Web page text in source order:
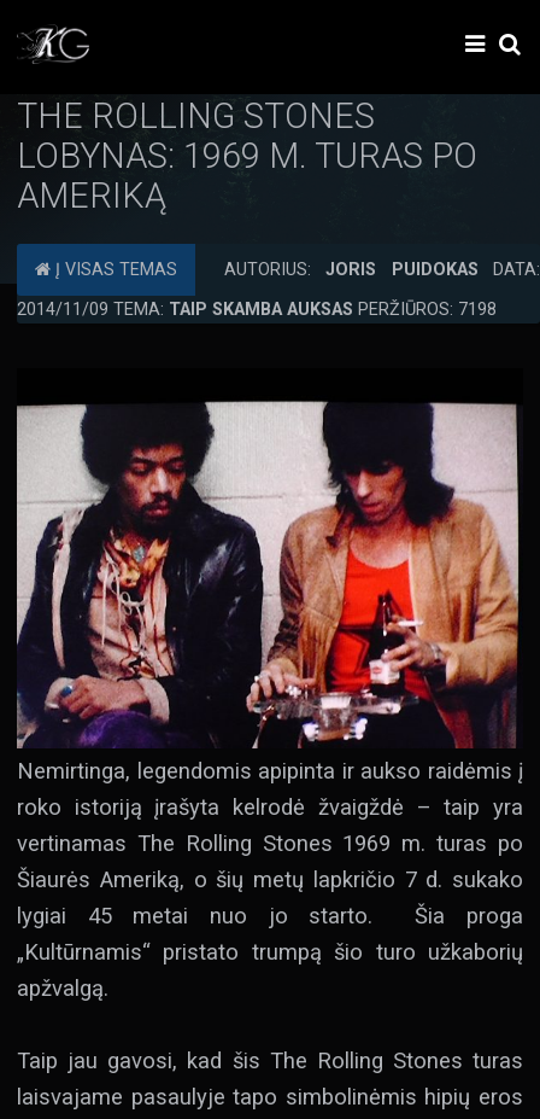
THE ROLLING STONES
LOBYNAS: 1969 M. TURAS PO
AMERIKĄ
Į VISAS TEMAS AUTORIUS: JORIS PUIDOKAS DATA:
2014/11/09 TEMA: TAIP SKAMBA AUKSAS PERŽIŪROS: 7198
Nemirtinga, legendomis apipinta ir aukso raidėmis į
roko istoriją įrašyta kelrodė žvaigždė – taip yra
vertinamas The Rolling Stones 1969 m. turas po
Šiaurės Ameriką, o šių metų lapkričio 7 d. sukako
lygiai 45 metai nuo jo starto. Šia proga
„Kultūrnamis“ pristato trumpą šio turo užkaborių
apžvalgą.
Taip jau gavosi, kad šis The Rolling Stones turas
laisvajame pasaulyje tapo simbolinėmis hipių eros